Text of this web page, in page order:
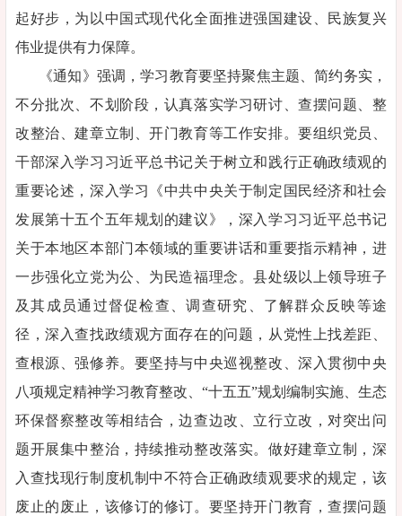
起好步，为以中国式现代化全面推进强国建设、民族复兴
伟业提供有力保障。
《通知》强调，学习教育要坚持聚焦主题、简约务实，
不分批次、不划阶段，认真落实学习研讨、查摆问题、整
改整治、建章立制、开门教育等工作安排。要组织党员、
干部深入学习习近平总书记关于树立和践行正确政绩观的
重要论述，深入学习《中共中央关于制定国民经济和社会
发展第十五个五年规划的建议》，深入学习习近平总书记
关于本地区本部门本领域的重要讲话和重要指示精神，进
一步强化立党为公、为民造福理念。县处级以上领导班子
及其成员通过督促检查、调查研究、了解群众反映等途
径，深入查找政绩观方面存在的问题，从党性上找差距、
查根源、强修养。要坚持与中央巡视整改、深入贯彻中央
八项规定精神学习教育整改、“十五五”规划编制实施、生态
环保督察整改等相结合，边查边改、立行立改，对突出问
题开展集中整治，持续推动整改落实。做好建章立制，深
入查找现行制度机制中不符合正确政绩观要求的规定，该
废止的废止，该修订的修订。要坚持开门教育，查摆问题